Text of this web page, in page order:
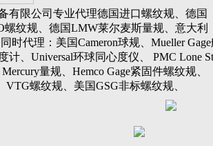
有限公司专业代理德国进口螺纹规、德国
螺纹规、德国LMW莱尔麦斯量规、意大利
时代理：美国Cameron球规、Mueller
计、Universal环球同心度仪、 PMC Lone
量规、Hemco Gage紧固件螺纹规、
VTG螺纹规、美国GSG非标螺纹规、
纹规、 Westport医疗螺纹规、英国
石油螺纹规、美国Gagemaker单项仪，
国Mahr马尔粗糙度仪、数显深度尺、东精